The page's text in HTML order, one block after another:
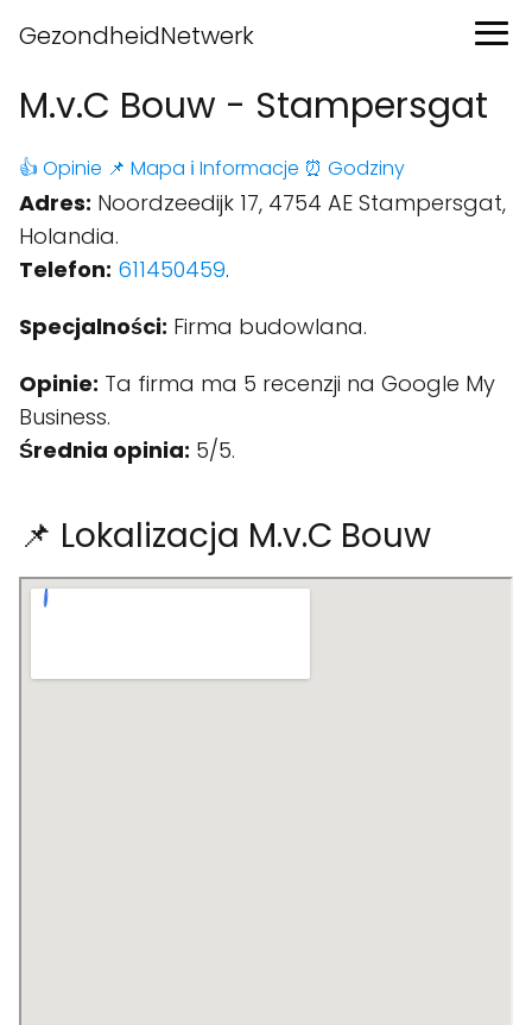
GezondheidNetwerk
M.v.C Bouw - Stampersgat
👍 Opinie 📌 Mapa ℹ️ Informacje ⏰ Godziny
Adres: Noordzeedijk 17, 4754 AE Stampersgat,
Holandia.
Telefon: 611450459.
Specjalności: Firma budowlana.
Opinie: Ta firma ma 5 recenzji na Google My
Business.
Średnia opinia: 5/5.
📌 Lokalizacja M.v.C Bouw